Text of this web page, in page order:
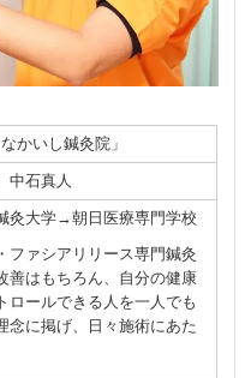
かいし鍼灸院」
中石真人
灸大学→朝日医療専門学校
ファシアリリース専門鍼灸
善はもちろん、自分の健康
ロールできる人を一人でも
念に掲げ、日々施術にあた